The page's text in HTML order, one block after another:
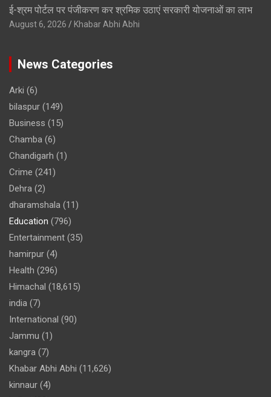
ई-श्रम पोर्टल पर पंजीकरण कर श्रमिक उठाएं सरकारी योजनाओं का लाभ
August 6, 2026 Khabar Abhi Abhi
News Categories
Arki (6)
bilaspur (149)
Business (15)
Chamba (6)
Chandigarh (1)
Crime (241)
Dehra (2)
dharamshala (11)
Education (796)
Entertainment (35)
hamirpur (4)
Health (296)
Himachal (18,615)
india (7)
International (90)
Jammu (1)
kangra (7)
Khabar Abhi Abhi (11,626)
kinnaur (4)